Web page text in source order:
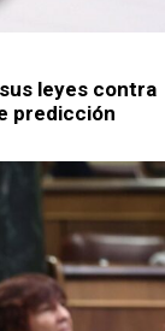
leyes contra
predicción